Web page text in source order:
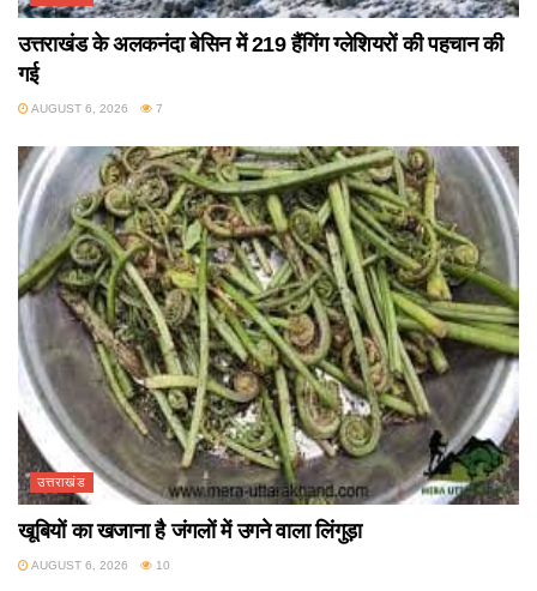
उत्तराखंड के अलकनंदा बेसिन में 219 हैंगिंग ग्लेशियरों की पहचान की
गई
AUGUST 6, 2026 7
उत्तराखंड
खूबियों का खजाना है जंगलों में उगने वाला लिंगुड़ा
AUGUST 6, 2026 10